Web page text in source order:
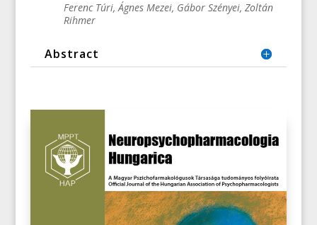
Ferenc Túri, Ágnes Mezei, Gábor Szényei, Zoltán
Rihmer
Abstract